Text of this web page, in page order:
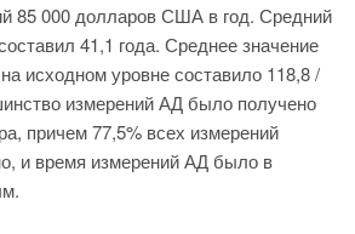
85 000 долларов США в год. Средний
41,1 года. Среднее значение
исходном уровне составило 118,8 /
измерений АД было получено
причем 77,5% всех измерений
и время измерений АД было в